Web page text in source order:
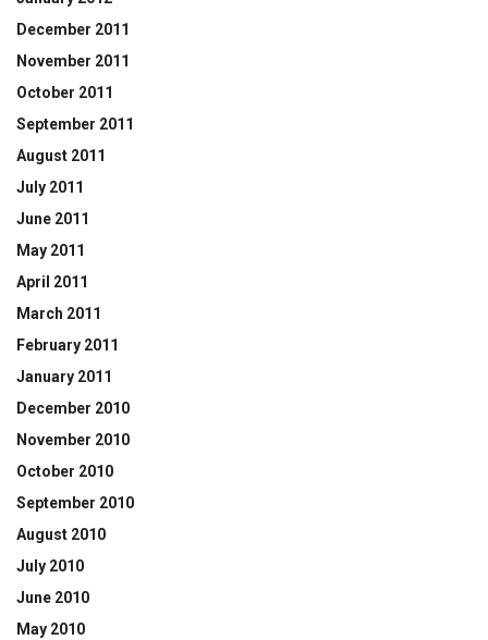
December 2011
November 2011
October 2011
September 2011
August 2011
July 2011
June 2011
May 2011
April 2011
March 2011
February 2011
January 2011
December 2010
November 2010
October 2010
September 2010
August 2010
July 2010
June 2010
May 2010